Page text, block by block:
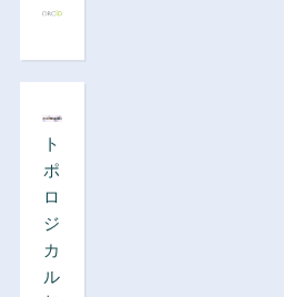
ト
ポ
ロ
ジ
カ
ル